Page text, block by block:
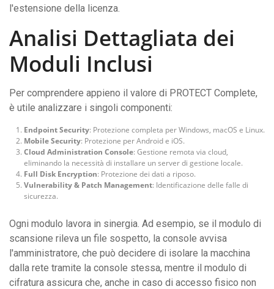
l'estensione della licenza.
Analisi Dettagliata dei
Moduli Inclusi
Per comprendere appieno il valore di PROTECT Complete,
è utile analizzare i singoli componenti:
Endpoint Security: Protezione completa per Windows, macOS e Linux.
Mobile Security: Protezione per Android e iOS.
Cloud Administration Console: Gestione remota via cloud,
eliminando la necessità di installare un server di gestione locale.
Full Disk Encryption: Protezione dei dati a riposo.
Vulnerability & Patch Management: Identificazione delle falle di
sicurezza.
Ogni modulo lavora in sinergia. Ad esempio, se il modulo di
scansione rileva un file sospetto, la console avvisa
l'amministratore, che può decidere di isolare la macchina
dalla rete tramite la console stessa, mentre il modulo di
cifratura assicura che, anche in caso di accesso fisico non